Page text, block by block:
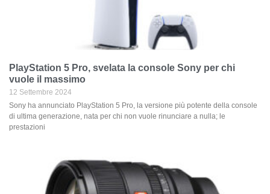
PlayStation 5 Pro, svelata la console Sony per chi
vuole il massimo
12 Settembre 2024
Sony ha annunciato PlayStation 5 Pro, la versione più potente della console
di ultima generazione, nata per chi non vuole rinunciare a nulla; le
prestazioni